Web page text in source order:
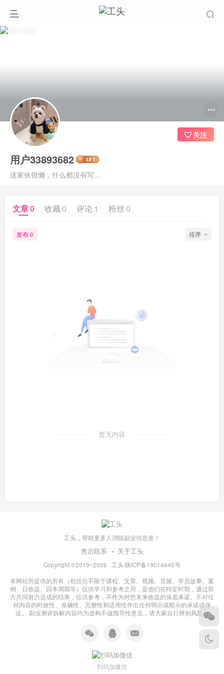
用户33893682
这家伙很懒，什么都没有写...
关注
文章0 收藏 0 评论 1 粉丝 0
发布 0 排序
暂无内容
工头，帮助更多人消除副业信息差！
售后联系 关于工头
Copyright ©2019~2026 · 工头·陕ICP备19016645号
本网站所提供的所有（包括但不限于课程、文章、视频、音频、学员故事、案
例、日收益、回本周期等）仅供学习和参考之用，是他们在特定时期，通过双
方共同努力达成的结果，仅供参考，不作为对您未来收益的保底承诺。不对任
何内容的时效性、准确性、完整性和适用性作出任何明示或暗示的承诺或保
证。 副业测评拆解内容均为虚构不做指导性意见，请大家自行辨别风险！
扫码加微信